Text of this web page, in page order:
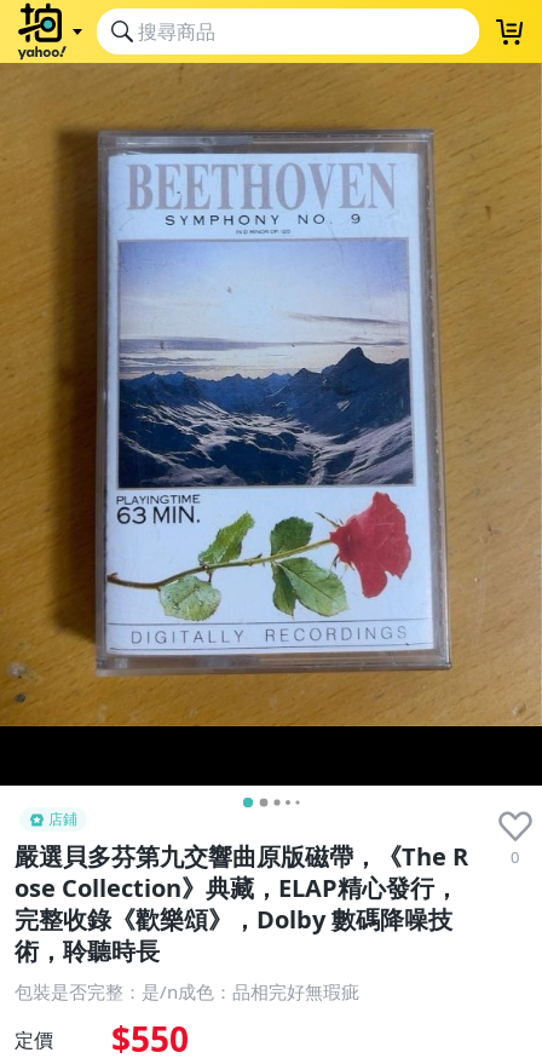
店鋪
嚴選貝多芬第九交響曲原版磁帶，《The R
ose Collection》典藏，ELAP精心發行，
完整收錄《歡樂頌》，Dolby 數碼降噪技
術，聆聽時長
0
包裝是否完整：是/n成色：品相完好無瑕疵
定價 $550